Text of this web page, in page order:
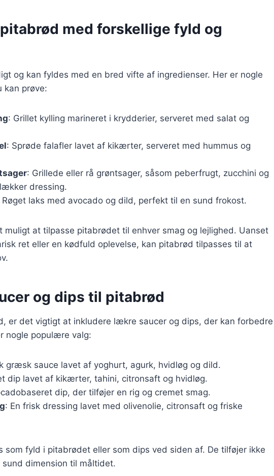
med forskellige fyld og
og kan fyldes med en bred vifte af ingredienser. Her er nogle
kan prøve:
: Grillet kylling marineret i krydderier, serveret med salat og
: Sprøde falafler lavet af kikærter, serveret med hummus og
: Grillede eller rå grøntsager, såsom peberfrugt, zucchini og
dressing.
Røget laks med avocado og dild, perfekt til en sund frokost.
muligt at tilpasse pitabrødet til enhver smag og lejlighed. Uanset
ret eller en kødfuld oplevelse, kan pitabrød tilpasses til at
og dips til pitabrød
er det vigtigt at inkludere lækre saucer og dips, der kan forbedre
nogle populære valg:
græsk sauce lavet af yoghurt, agurk, hvidløg og dild.
dip lavet af kikærter, tahini, citronsaft og hvidløg.
dip, der tilføjer en rig og cremet smag.
: En frisk dressing lavet med olivenolie, citronsaft og friske
som fyld i pitabrødet eller som dips ved siden af. De tilføjer ikke
dimension til måltidet.